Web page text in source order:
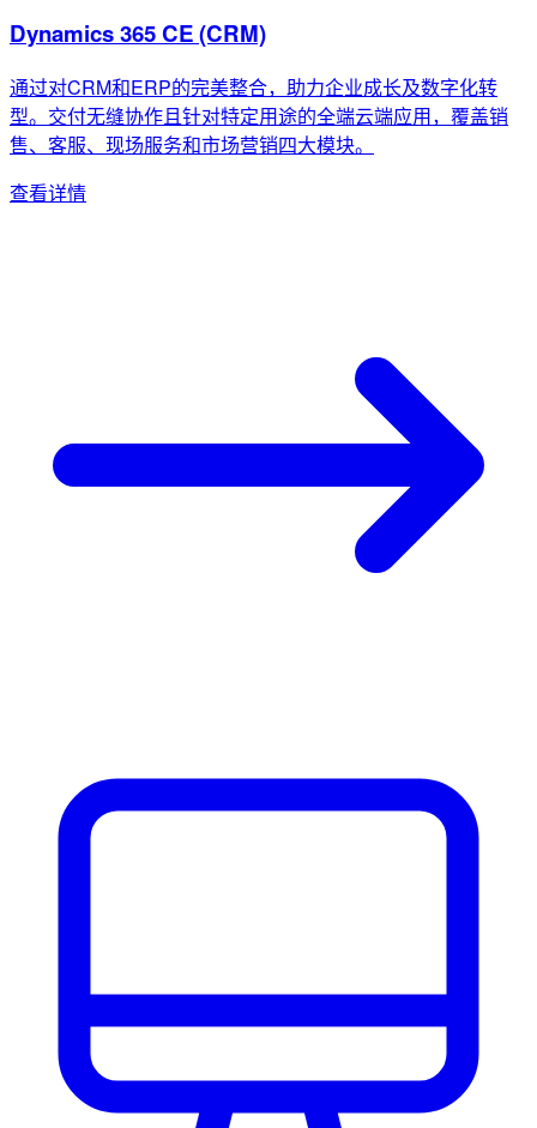
Dynamics 365 CE (CRM)
通过对CRM和ERP的完美整合，助力企业成长及数字化转
型。交付无缝协作且针对特定用途的全端云端应用，覆盖销
售、客服、现场服务和市场营销四大模块。
查看详情